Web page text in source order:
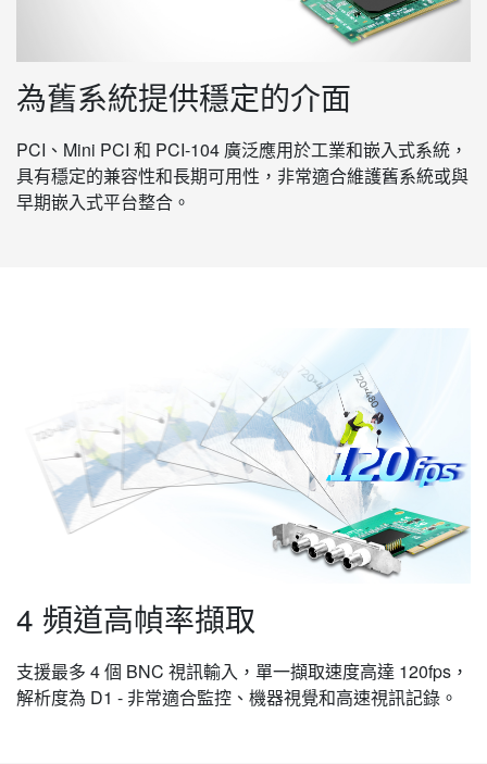
為舊系統提供穩定的介面
PCI、Mini PCI 和 PCI-104 廣泛應用於工業和嵌入式系統，
具有穩定的兼容性和長期可用性，非常適合維護舊系統或與
早期嵌入式平台整合。
4 頻道高幀率擷取
支援最多 4 個 BNC 視訊輸入，單一擷取速度高達 120fps，
解析度為 D1 - 非常適合監控、機器視覺和高速視訊記錄。